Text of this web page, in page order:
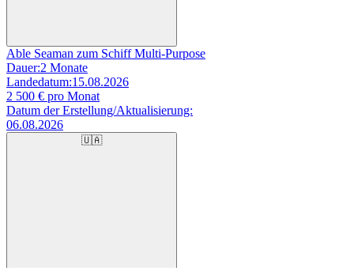
Able Seaman zum Schiff Multi-Purpose
Dauer:2 Monate
Landedatum:15.08.2026
2 500 € pro Monat
Datum der Erstellung/Aktualisierung:
06.08.2026
🇺🇦